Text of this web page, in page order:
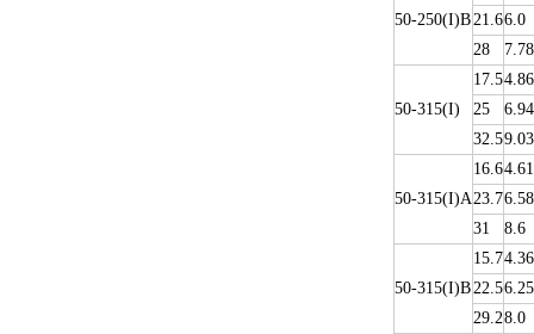
50-250(I)B21.66.0
28
7.78
50-315(I)
17.54.86
25
6.94
32.59.03
50-315(I)A
16.64.61
23.76.58
31
8.6
50-315(I)B
15.74.36
22.56.25
29.28.0